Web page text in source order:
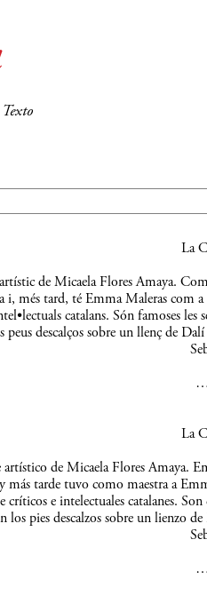
Texto
La
de Micaela Flores Amaya.
i, més tard, té Emma Maleras com
catalans. Són famoses
peus descalços sobre un llenç de
La
de Micaela Flores Amaya.
más tarde tuvo como maestra a
críticos e intelectuales catalanes.
los pies descalzos sobre un lienzo